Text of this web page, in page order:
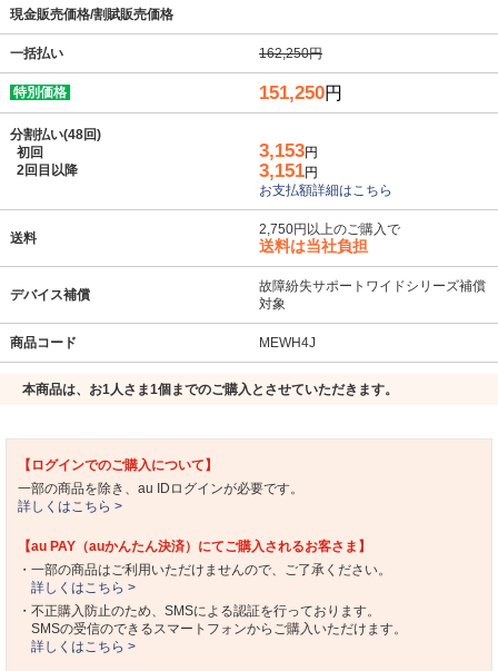
現金販売価格/割賦販売価格
一括払い 162,250円
特別価格 151,250円
分割払い(48回)
初回
2回目以降
3,153円
3,151円
お支払額詳細はこちら
送料
2,750円以上のご購入で
送料は当社負担
デバイス補償
故障紛失サポートワイドシリーズ補償
対象
商品コード MEWH4J
本商品は、お1人さま1個までのご購入とさせていただきます。
【ログインでのご購入について】
一部の商品を除き、au IDログインが必要です。
詳しくはこちら >
【au PAY（auかんたん決済）にてご購入されるお客さま】
・一部の商品はご利用いただけませんので、ご了承ください。
詳しくはこちら >
・不正購入防止のため、SMSによる認証を行っております。
SMSの受信のできるスマートフォンからご購入いただけます。
詳しくはこちら >